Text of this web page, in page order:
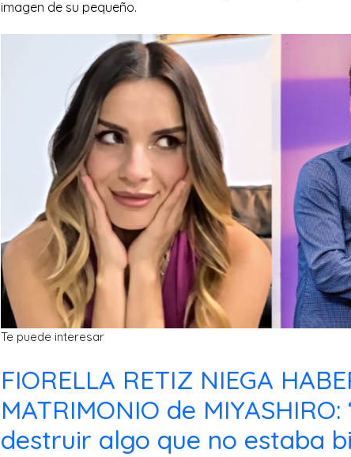
imagen de su pequeño.
Te puede interesar
FIORELLA RETIZ NIEGA
MATRIMONIO de
destruir algo que no estaba